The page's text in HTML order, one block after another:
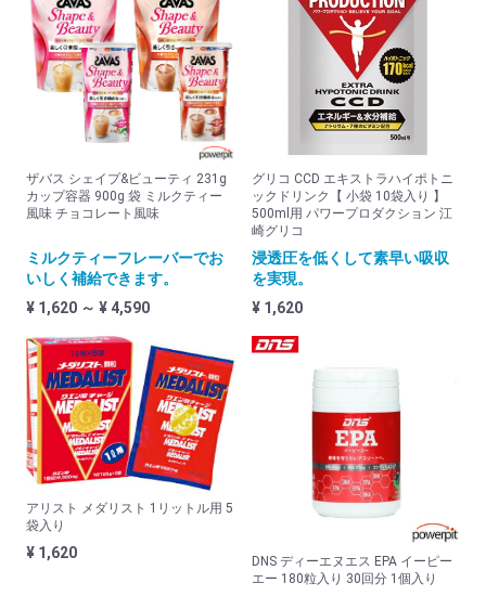
ザバス シェイプ&ビューティ 231g
カップ容器 900g 袋 ミルクティー
風味 チョコレート風味
ミルクティーフレーバーでお
いしく補給できます。
¥ 1,620 ～ ¥ 4,590
グリコ CCD エキストラハイポトニ
ックドリンク【 小袋 10袋入り 】
500ml用 パワープロダクション 江
崎グリコ
浸透圧を低くして素早い吸収
を実現。
¥ 1,620
アリスト メダリスト 1リットル用 5
袋入り
¥ 1,620
DNS ディーエヌエス EPA イーピー
エー 180粒入り 30回分 1個入り
ドリンクボトル&シェーカー
美容と健康
ビタミン&ミネラル
プロテイン&アミノ
回復
その他
美容と健康グッズ
グッズ
美容と健康グッズ
フィットネス・ヨガ
チューブ・バランスボール
ジェル・クリーム・スプレー
クリオ・コラントッテ特集
HYPERVOLT